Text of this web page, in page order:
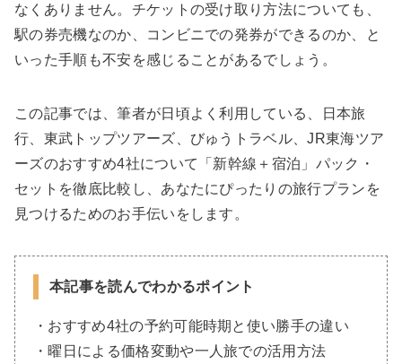
なくありません。チケットの受け取り方法についても、
駅の券売機なのか、コンビニでの発券ができるのか、と
いった手順も不安を感じることがあるでしょう。
この記事では、筆者が日頃よく利用している、日本旅
行、東武トップツアーズ、びゅうトラベル、JR東海ツア
ーズのおすすめ4社について「新幹線＋宿泊」パック・
セットを徹底比較し、あなたにぴったりの旅行プランを
見つけるためのお手伝いをします。
本記事を読んでわかるポイント
・おすすめ4社の予約可能時期と使い勝手の違い
・曜日による価格変動や一人旅での活用方法